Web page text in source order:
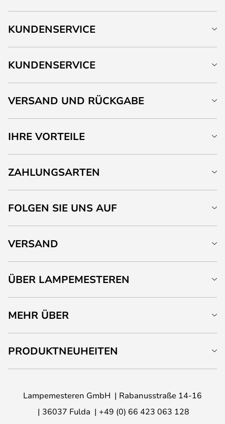
KUNDENSERVICE
KUNDENSERVICE
VERSAND UND RÜCKGABE
IHRE VORTEILE
ZAHLUNGSARTEN
FOLGEN SIE UNS AUF
VERSAND
ÜBER LAMPEMESTEREN
MEHR ÜBER
PRODUKTNEUHEITEN
Lampemesteren GmbH
Rabanusstraße 14-16
36037 Fulda
+49 (0) 66 423 063 128